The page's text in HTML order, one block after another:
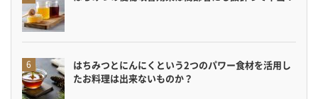
はちみつとにんにくという2つのパワー食材を活用し
たお料理は出来ないものか？